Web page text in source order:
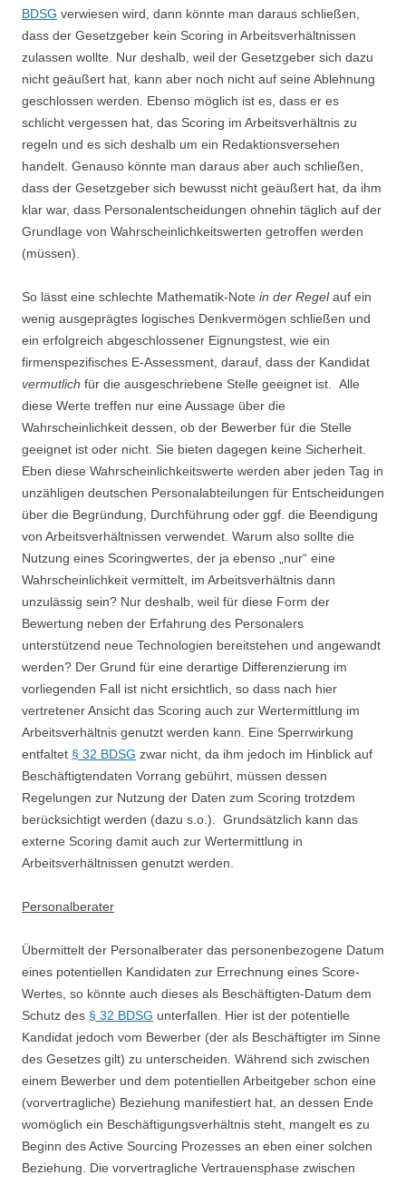
BDSG verwiesen wird, dann könnte man daraus schließen,
dass der Gesetzgeber kein Scoring in Arbeitsverhältnissen
zulassen wollte. Nur deshalb, weil der Gesetzgeber sich dazu
nicht geäußert hat, kann aber noch nicht auf seine Ablehnung
geschlossen werden. Ebenso möglich ist es, dass er es
schlicht vergessen hat, das Scoring im Arbeitsverhältnis zu
regeln und es sich deshalb um ein Redaktionsversehen
handelt. Genauso könnte man daraus aber auch schließen,
dass der Gesetzgeber sich bewusst nicht geäußert hat, da ihm
klar war, dass Personalentscheidungen ohnehin täglich auf der
Grundlage von Wahrscheinlichkeitswerten getroffen werden
(müssen).
So lässt eine schlechte Mathematik-Note in der Regelauf ein
wenig ausgeprägtes logisches Denkvermögen schließen und
ein erfolgreich abgeschlossener Eignungstest, wie ein
firmenspezifisches E-Assessment, darauf, dass der Kandidat
vermutlich für die ausgeschriebene Stelle geeignet ist. Alle
diese Werte treffen nur eine Aussage über die
Wahrscheinlichkeit dessen, ob der Bewerber für die Stelle
geeignet ist oder nicht. Sie bieten dagegen keine Sicherheit.
Eben diese Wahrscheinlichkeitswerte werden aber jeden Tag in
unzähligen deutschen Personalabteilungen für Entscheidungen
über die Begründung, Durchführung oder ggf. die Beendigung
von Arbeitsverhältnissen verwendet. Warum also sollte die
Nutzung eines Scoringwertes, der ja ebenso „nur“ eine
Wahrscheinlichkeit vermittelt, im Arbeitsverhältnis dann
unzulässig sein? Nur deshalb, weil für diese Form der
Bewertung neben der Erfahrung des Personalers
unterstützend neue Technologien bereitstehen und angewandt
werden? Der Grund für eine derartige Differenzierung im
vorliegenden Fall ist nicht ersichtlich, so dass nach hier
vertretener Ansicht das Scoring auch zur Wertermittlung im
Arbeitsverhältnis genutzt werden kann. Eine Sperrwirkung
entfaltet § 32 BDSG zwar nicht, da ihm jedoch im Hinblick auf
Beschäftigtendaten Vorrang gebührt, müssen dessen
Regelungen zur Nutzung der Daten zum Scoring trotzdem
berücksichtigt werden (dazu s.o.). Grundsätzlich kann das
externe Scoring damit auch zur Wertermittlung in
Arbeitsverhältnissen genutzt werden.
Personalberater
Übermittelt der Personalberater das personenbezogene Datum
eines potentiellen Kandidaten zur Errechnung eines Score-
Wertes, so könnte auch dieses als Beschäftigten-Datum dem
Schutz des § 32 BDSG unterfallen. Hier ist der potentielle
Kandidat jedoch vom Bewerber (der als Beschäftigter im Sinne
des Gesetzes gilt) zu unterscheiden. Während sich zwischen
einem Bewerber und dem potentiellen Arbeitgeber schon eine
(vorvertragliche) Beziehung manifestiert hat, an dessen Ende
womöglich ein Beschäftigungsverhältnis steht, mangelt es zu
Beginn des Active Sourcing Prozesses an eben einer solchen
Beziehung. Die vorvertragliche Vertrauensphase zwischen